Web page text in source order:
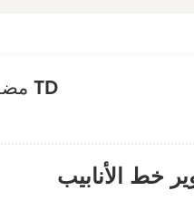
مضخة تدوير خط الأنابيب TD